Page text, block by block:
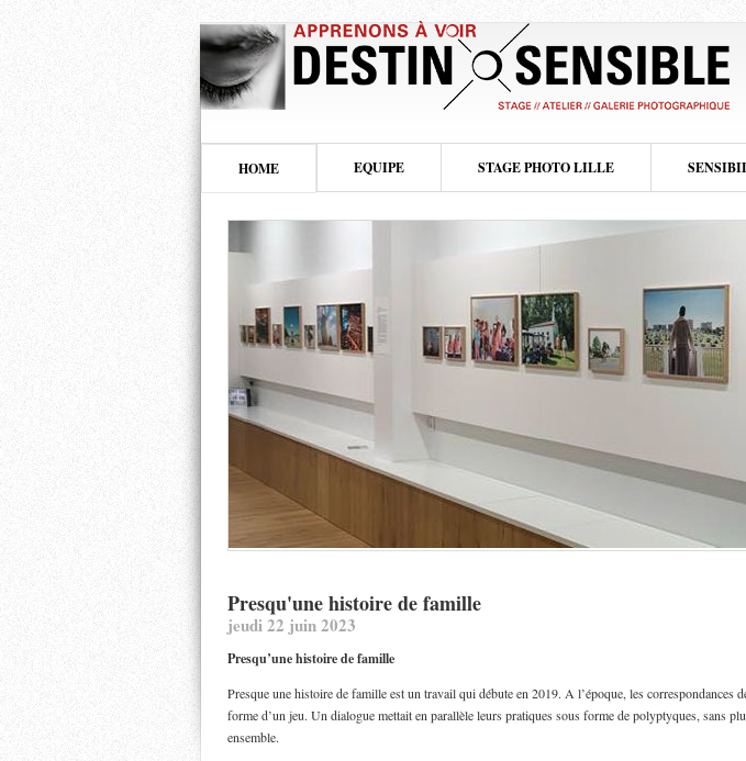
HOME EQUIPE STAGE PHOTO LILLE
Presqu'une histoire de famille
jeudi 22 juin 2023
Presqu’une histoire de famille
Presque une histoire de famille est un travail qui débute en 2019. A l’époque, les correspondances
forme d’un jeu. Un dialogue mettait en parallèle leurs pratiques sous forme de polyptyques, sans
ensemble.